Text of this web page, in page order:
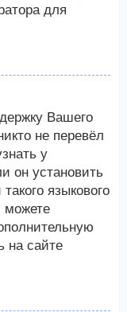
для
Вашего
не перевёл
у
он установить
языкового
можете
на сайте